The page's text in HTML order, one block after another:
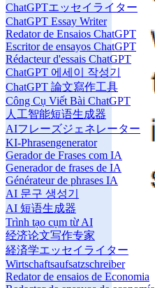
ChatGPTエッセイライター
ChatGPT Essay Writer
Redator de Ensaios ChatGPT
Escritor de ensayos ChatGPT
Rédacteur d'essais ChatGPT
ChatGPT 에세이 작성기
ChatGPT 論文寫作工具
Công Cụ Viết Bài ChatGPT
人工智能短语生成器
AIフレーズジェネレーター
KI-Phrasengenerator
Gerador de Frases com IA
Generador de frases de IA
Générateur de phrases IA
AI 문구 생성기
AI 短语生成器
Trình tạo cụm từ AI
经济论文写作专家
経済学エッセイライター
Wirtschaftsaufsatzschreiber
Redator de ensaios de Economia